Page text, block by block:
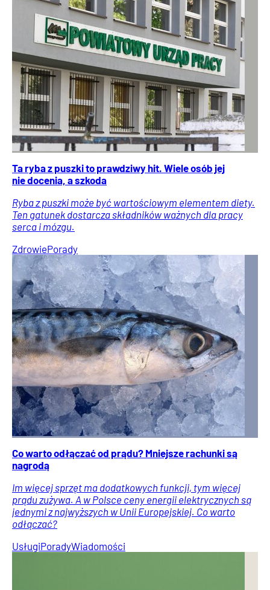
Ta ryba z puszki to prawdziwy hit. Wiele osób jej
nie docenia, a szkoda
Ryba z puszki może być wartościowym elementem diety.
Ten gatunek dostarcza składników ważnych dla pracy
serca i mózgu.
ZdrowiePorady
Co warto odłączać od prądu? Mniejsze rachunki są
nagrodą
Im więcej sprzęt ma dodatkowych funkcji, tym więcej
prądu zużywa. A w Polsce ceny energii elektrycznych są
jednymi z najwyższych w Unii Europejskiej. Co warto
odłączać?
UsługiPoradyWiadomości